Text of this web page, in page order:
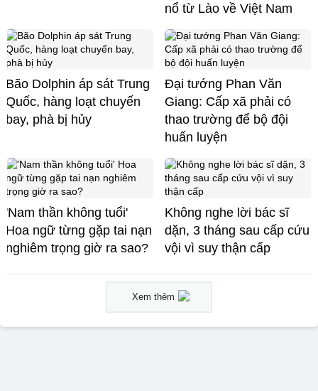
nổ từ Lào về Việt Nam
Bão Dolphin áp sát Trung
Quốc, hàng loạt chuyến
bay, phà bị hủy
Đại tướng Phan Văn
Giang: Cấp xã phải có
thao trường để bộ đội
huấn luyện
'Nam thần không tuổi'
Hoa ngữ từng gặp tai nạn
nghiêm trọng giờ ra sao?
Không nghe lời bác sĩ
dặn, 3 tháng sau cấp cứu
vội vì suy thận cấp
Xem thêm